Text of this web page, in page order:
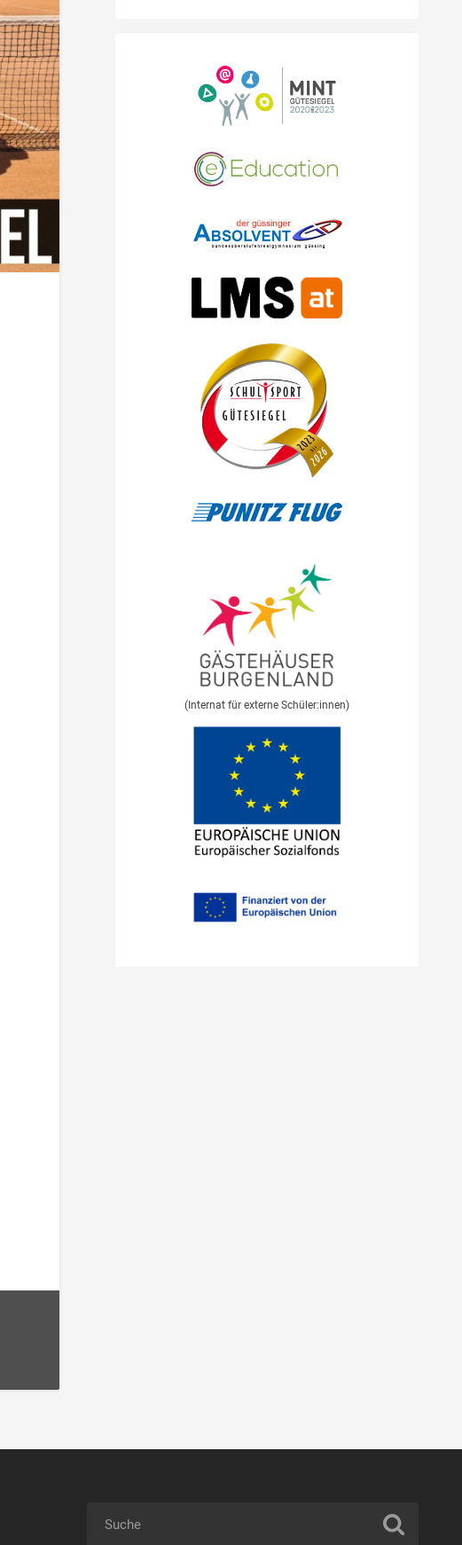
(Internat für externe Schüler:innen)